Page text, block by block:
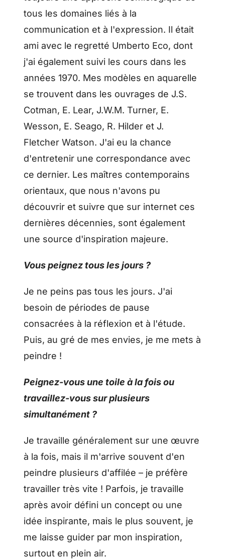
tous les domaines liés à la
communication et à l'expression. Il était
ami avec le regretté Umberto Eco, dont
j'ai également suivi les cours dans les
années 1970. Mes modèles en aquarelle
se trouvent dans les ouvrages de J.S.
Cotman, E. Lear, J.W.M. Turner, E.
Wesson, E. Seago, R. Hilder et J.
Fletcher Watson. J'ai eu la chance
d'entretenir une correspondance avec
ce dernier. Les maîtres contemporains
orientaux, que nous n'avons pu
découvrir et suivre que sur internet ces
dernières décennies, sont également
une source d'inspiration majeure.
Vous peignez tous les jours ?
Je ne peins pas tous les jours. J'ai
besoin de périodes de pause
consacrées à la réflexion et à l'étude.
Puis, au gré de mes envies, je me mets à
peindre !
Peignez-vous une toile à la fois ou
travaillez-vous sur plusieurs
simultanément ?
Je travaille généralement sur une œuvre
à la fois, mais il m'arrive souvent d'en
peindre plusieurs d'affilée – je préfère
travailler très vite ! Parfois, je travaille
après avoir défini un concept ou une
idée inspirante, mais le plus souvent, je
me laisse guider par mon inspiration,
surtout en plein air.